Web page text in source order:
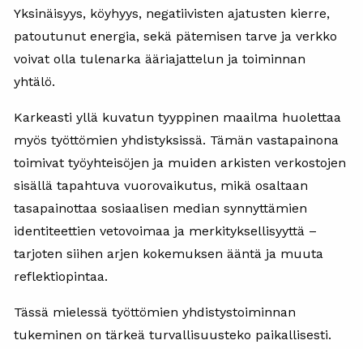
Yksinäisyys, köyhyys, negatiivisten ajatusten kierre,
patoutunut energia, sekä pätemisen tarve ja verkko
voivat olla tulenarka ääriajattelun ja toiminnan
yhtälö.
Karkeasti yllä kuvatun tyyppinen maailma huolettaa
myös työttömien yhdistyksissä. Tämän vastapainona
toimivat työyhteisöjen ja muiden arkisten verkostojen
sisällä tapahtuva vuorovaikutus, mikä osaltaan
tasapainottaa sosiaalisen median synnyttämien
identiteettien vetovoimaa ja merkityksellisyyttä –
tarjoten siihen arjen kokemuksen ääntä ja muuta
reflektiopintaa.
Tässä mielessä työttömien yhdistystoiminnan
tukeminen on tärkeä turvallisuusteko paikallisesti.